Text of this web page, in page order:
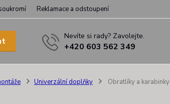
Reklamace a odstoupení
Nevíte si rady? Zavolejte.
+420 603 562 349
Univerzální doplňky Obratlíky a karabinky